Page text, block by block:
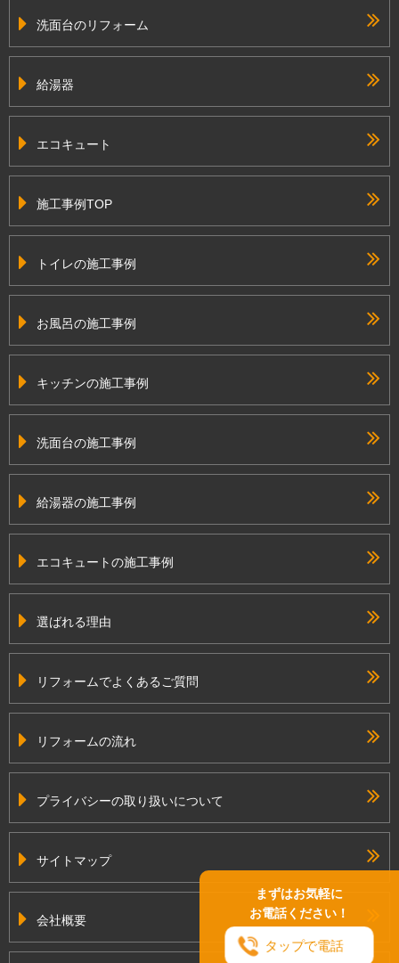
まずはお気軽に
お電話ください！
タップで電話
洗面台のリフォーム
給湯器
エコキュート
施工事例TOP
トイレの施工事例
お風呂の施工事例
キッチンの施工事例
洗面台の施工事例
給湯器の施工事例
エコキュートの施工事例
選ばれる理由
リフォームでよくあるご質問
リフォームの流れ
プライバシーの取り扱いについて
サイトマップ
会社概要